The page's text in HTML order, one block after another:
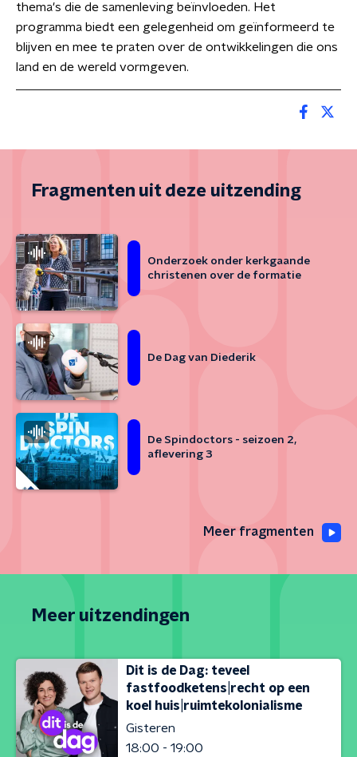
thema's die de samenleving beïnvloeden. Het
programma biedt een gelegenheid om geïnformeerd te
blijven en mee te praten over de ontwikkelingen die ons
land en de wereld vormgeven.
Fragmenten uit deze uitzending
Onderzoek onder kerkgaande
christenen over de formatie
De Dag van Diederik
De Spindoctors - seizoen 2,
aflevering 3
Meer fragmenten
Meer uitzendingen
Dit is de Dag: teveel
fastfoodketens|recht op een
koel huis|ruimtekolonialisme
Gisteren
18:00 - 19:00